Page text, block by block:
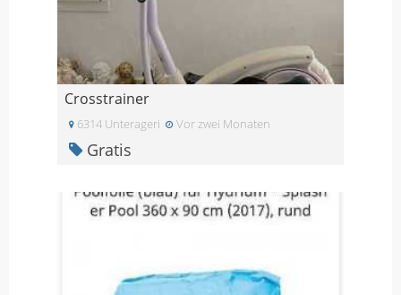
Crosstrainer
6314 Unterageri Vor zwei Monaten
Gratis